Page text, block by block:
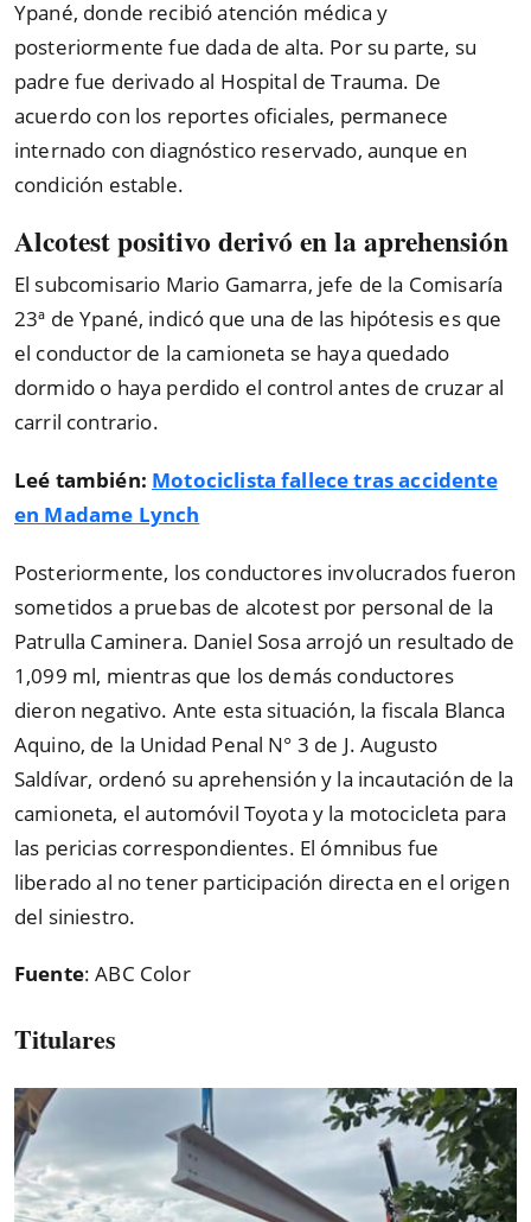
Ypané, donde recibió atención médica y
posteriormente fue dada de alta. Por su parte, su
padre fue derivado al Hospital de Trauma. De
acuerdo con los reportes oficiales, permanece
internado con diagnóstico reservado, aunque en
condición estable.
Alcotest positivo derivó en la aprehensión
El subcomisario Mario Gamarra, jefe de la Comisaría
23ª de Ypané, indicó que una de las hipótesis es que
el conductor de la camioneta se haya quedado
dormido o haya perdido el control antes de cruzar al
carril contrario.
Leé también: Motociclista fallece tras accidente
en Madame Lynch
Posteriormente, los conductores involucrados fueron
sometidos a pruebas de alcotest por personal de la
Patrulla Caminera. Daniel Sosa arrojó un resultado de
1,099 ml, mientras que los demás conductores
dieron negativo. Ante esta situación, la fiscala Blanca
Aquino, de la Unidad Penal N° 3 de J. Augusto
Saldívar, ordenó su aprehensión y la incautación de la
camioneta, el automóvil Toyota y la motocicleta para
las pericias correspondientes. El ómnibus fue
liberado al no tener participación directa en el origen
del siniestro.
Fuente: ABC Color
Titulares